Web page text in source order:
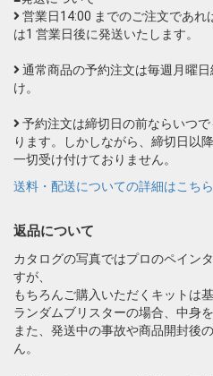
営業日14:00 までのご注文であ
は1 営業日後に発送いたします。
通常商品の予約注文は毎週月曜
け。
予約注文は締切日の前ならいつ
ります。しかしながら、締切日以
一切受け付けておりません。
送料・配送についての詳細はこちら
返品について
カタログの写真ではプロのペイン
すが、
もちろんご購入いただくキットは
ランダムブリスターの場合、中身
また、発送中の事故や商品開封後
ん。